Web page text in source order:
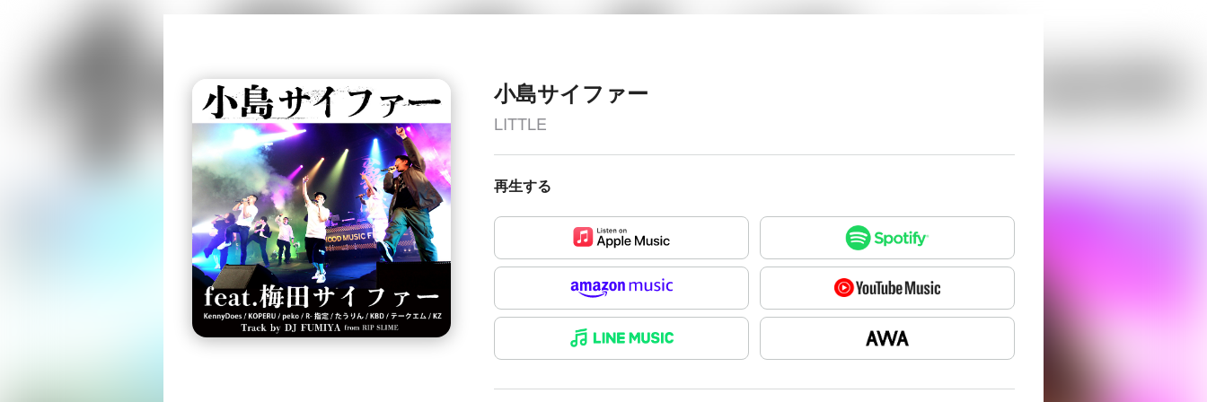
小島サイファー
LITTLE
再生する